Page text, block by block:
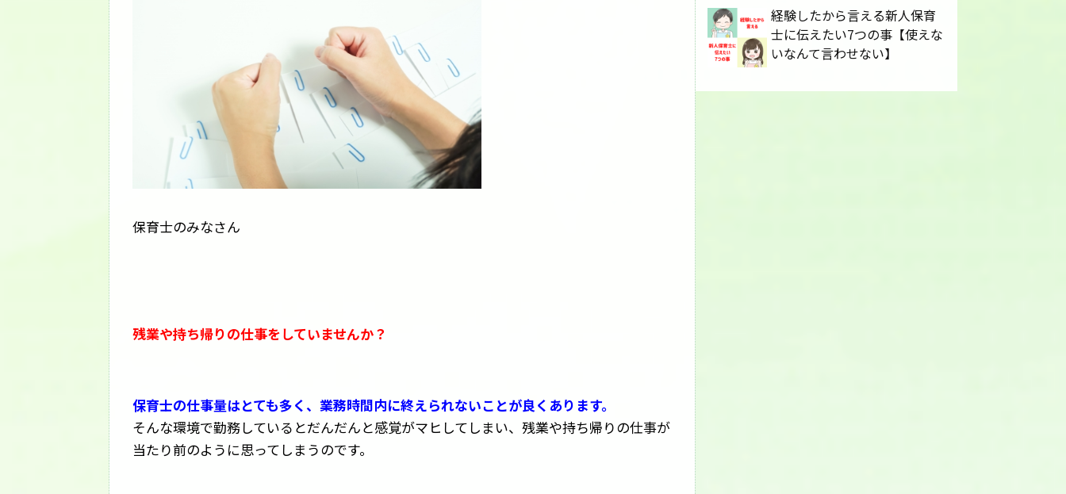
保育士のみなさん
残業や持ち帰りの仕事をしていませんか？
保育士の仕事量はとても多く、業務時間内に終えられないことが良くあります。
そんな環境で勤務しているとだんだんと感覚がマヒしてしまい、残業や持ち帰りの仕事が
当たり前のように思ってしまうのです。
経験したから言える新人保育
士に伝えたい7つの事【使えな
いなんて言わせない】